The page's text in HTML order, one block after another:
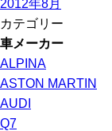
2012年8月
カテゴリー
車メーカー
ALPINA
ASTON MARTIN
AUDI
Q7